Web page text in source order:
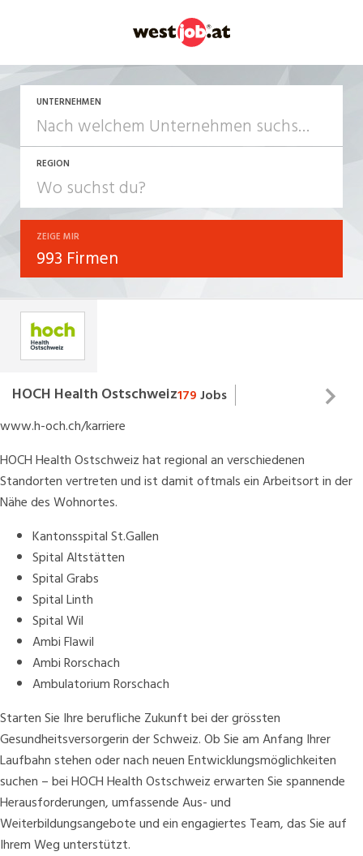
UNTERNEHMEN
REGION
ZEIGE MIR
993 Firmen
HOCH Health Ostschweiz179Jobs
Gesundheitsversorgung ist unser Beruf und unsere
wir uns, unseren Mitarbeitenden ein vielseitiges Arbeitsumfeld zu
bieten. Indem wir individuelle Entwicklung fördern, leisten wir
aktiv einen Beitrag für die Zukunft der Medizin. Wir setzen auf
Teamgeist, interdisziplinäre Zusammenarbeit und innovative
Lösungen.
Wenn Sie eine begeisterungsfähige, lösungsorientierte und
Ostschweiz die idealen Voraussetzungen Ihre berufliche Zukunft
zu gestalten. Informieren Sie sich über die Möglichkeiten unter
www.h-och.ch/karriere
HOCH Health Ostschweiz hat regional an verschiedenen
Standorten vertreten und ist damit oftmals ein Arbeitsort in der
Nähe des Wohnortes.
Kantonsspital St.Gallen
Spital Altstätten
Spital Grabs
Spital Linth
Spital Wil
Ambi Flawil
Ambi Rorschach
Ambulatorium Rorschach
Starten Sie Ihre berufliche Zukunft bei der grössten
Gesundheitsversorgerin der Schweiz. Ob Sie am Anfang Ihrer
Laufbahn stehen oder nach neuen Entwicklungsmöglichkeiten
suchen – bei HOCH Health Ostschweiz erwarten Sie spannende
Herausforderungen, umfassende Aus- und
Weiterbildungsangebote und ein engagiertes Team, das Sie auf
Ihrem Weg unterstützt.